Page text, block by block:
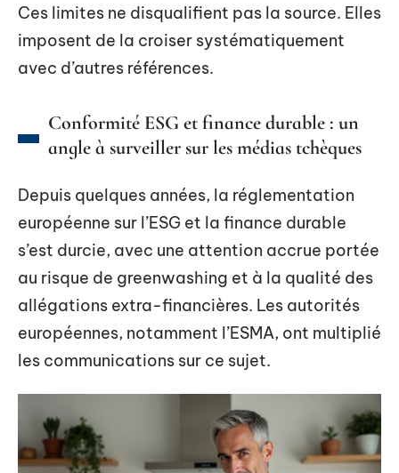
Ces limites ne disqualifient pas la source. Elles
imposent de la croiser systématiquement
avec d’autres références.
Conformité ESG et finance durable : un
angle à surveiller sur les médias tchèques
Depuis quelques années, la réglementation
européenne sur l’ESG et la finance durable
s’est durcie, avec une attention accrue portée
au risque de greenwashing et à la qualité des
allégations extra-financières. Les autorités
européennes, notamment l’ESMA, ont multiplié
les communications sur ce sujet.